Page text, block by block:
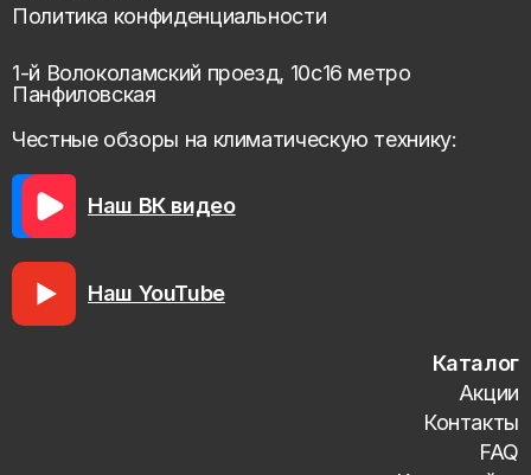
Политика конфиденциальности
1-й Волоколамский проезд, 10с16 метро
Панфиловская
Честные обзоры на климатическую технику:
Наш ВК видео
Наш YouTube
Каталог
Акции
Контакты
FAQ